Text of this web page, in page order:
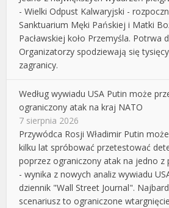
- Wielki Odpust Kalwaryjski -
Sanktuarium Męki Pańskiej i Matki
Pacławskiej koło Przemyśla. Potrwa
Organizatorzy spodziewają się
zagranicy.
Według wywiadu USA Putin może
ograniczony atak na kraj NATO
7 sierpnia 2026
Przywódca Rosji Władimir Putin
kilku lat spróbować przetestować
poprzez ograniczony atak na jedno z
- wynika z nowych analiz wywiadu
dziennik "Wall Street Journal".
scenariusz to ograniczone